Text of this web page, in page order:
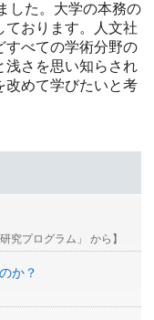
した。大学の本務の
ております。人文社
すべての学術分野の
浅さを思い知らされ
改めて学びたいと考
究プログラム」 から】
か？